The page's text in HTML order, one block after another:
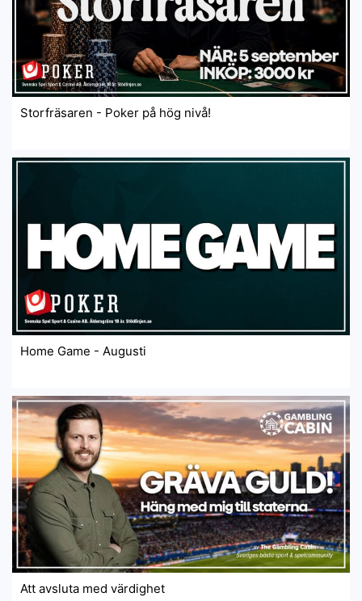
Storfräsaren - Poker på hög nivå!
Home Game - Augusti
Att avsluta med värdighet